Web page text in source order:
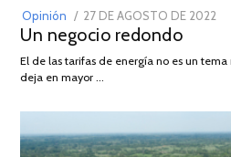
Opinión
POSTED
ON
27 DE AGOSTO DE 2022
DE
Un negocio redondo
El de las tarifas de energía no es un
deja en mayor …